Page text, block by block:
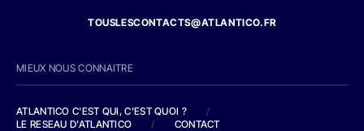
TOUSLESCONTACTS@ATLANTICO.FR
MIEUX NOUS CONNAITRE
ATLANTICO C'EST QUI, C'EST QUOI ?
/
LE RESEAU D'ATLANTICO
/ CONTACT